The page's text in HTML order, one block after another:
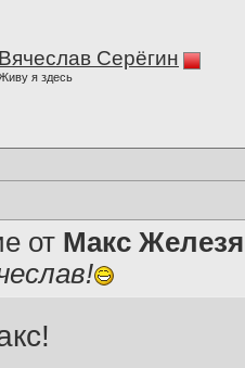
Вячеслав Серёгин
я здесь
от Макс